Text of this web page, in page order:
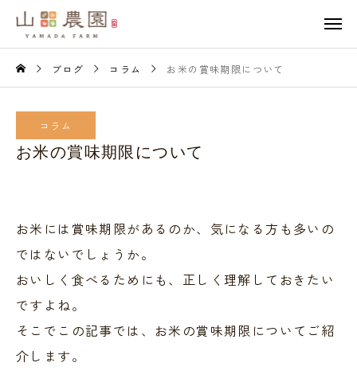
ブログ コラム お米の賞味期限について
コラム
お米の賞味期限について
お米には賞味期限があるのか、気になる方も多いの
ではないでしょうか。
おいしく食べるためにも、正しく理解しておきたい
ですよね。
そこでこの記事では、お米の賞味期限についてご紹
介します。